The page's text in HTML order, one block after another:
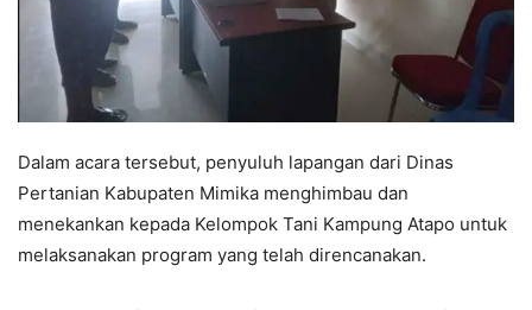
Dalam acara tersebut, penyuluh lapangan dari Dinas
Pertanian Kabupaten Mimika menghimbau dan
menekankan kepada Kelompok Tani Kampung Atapo untuk
melaksanakan program yang telah direncanakan.